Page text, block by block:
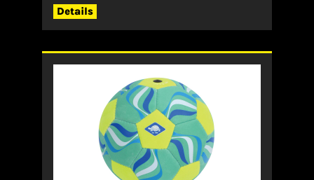
100Angaben zum Hersteller (EU-
Produktsicherheitsverordnung,
GPSR)NikeDeutschland
Details